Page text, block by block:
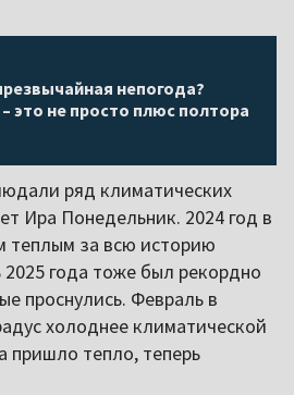
непогода?
это не просто плюс полтора
ряд климатических
Ира Понедельник. 2024 год в
теплым за всю историю
года тоже был рекордно
проснулись. Февраль в
холоднее климатической
пришло тепло, теперь